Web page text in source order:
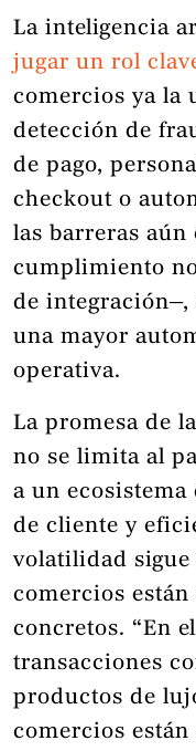
La inteligencia
jugar un rol
comercios ya la
detección de
de pago,
checkout o
las barreras aún
cumplimiento
de integración—,
una mayor
operativa.
La promesa de
no se limita al
a un
de cliente y
volatilidad sigue
comercios están
concretos. “En
transacciones
productos de
comercios están